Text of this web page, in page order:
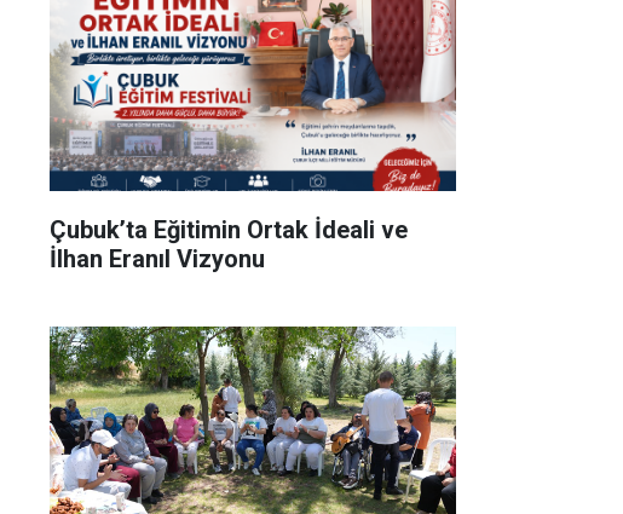
Çubuk’ta Eğitimin Ortak İdeali ve
İlhan Eranıl Vizyonu